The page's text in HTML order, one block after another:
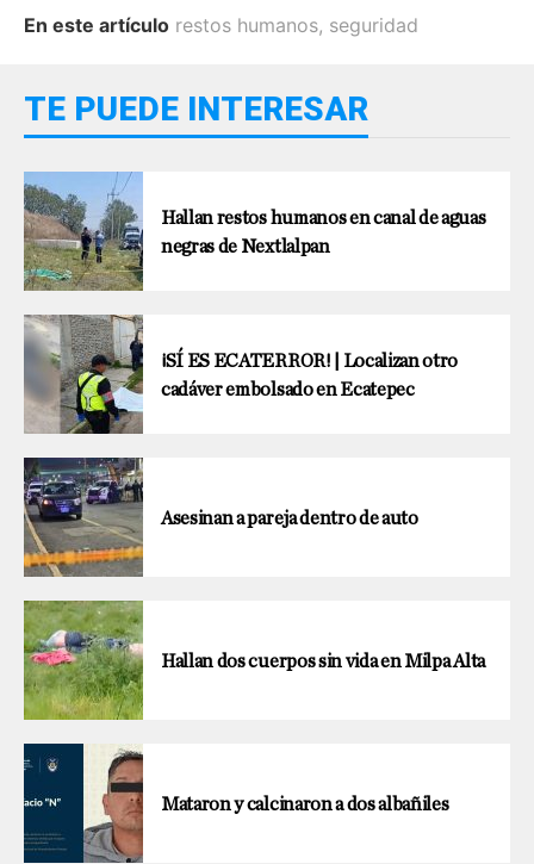
En este artículo restos humanos, seguridad
TE PUEDE INTERESAR
Hallan restos humanos en canal de aguas
negras de Nextlalpan
¡SÍ ES ECATERROR! | Localizan otro
cadáver embolsado en Ecatepec
Asesinan a pareja dentro de auto
Hallan dos cuerpos sin vida en Milpa Alta
Mataron y calcinaron a dos albañiles